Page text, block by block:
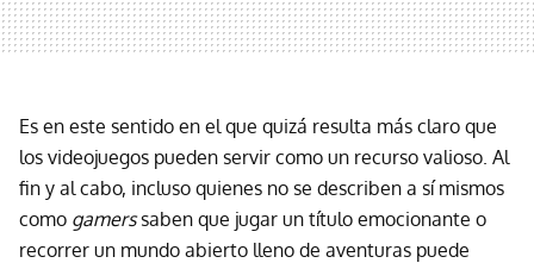
Es en este sentido en el que quizá resulta más claro que
los videojuegos pueden servir como un recurso valioso. Al
fin y al cabo, incluso quienes no se describen a sí mismos
como gamerssaben que jugar un título emocionante o
recorrer un mundo abierto lleno de aventuras puede